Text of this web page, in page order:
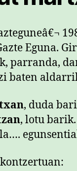
Eguna.
parranda,
baten
, duda
, lotu barik.